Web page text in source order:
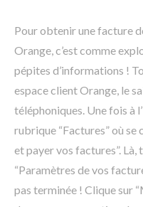
Pour obtenir une facture
Orange, c’est comme
pépites d’informations !
espace client Orange, le
téléphoniques. Une fois à
rubrique “Factures” où se
et payer vos factures”.
“Paramètres de vos
pas terminée ! Clique sur